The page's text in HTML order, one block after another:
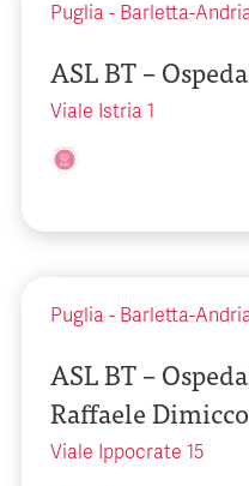
Puglia - Barletta-
ASL BT –
Viale Istria 1
Puglia - Barletta-
ASL BT –
Raffaele
Viale Ippocrate 15